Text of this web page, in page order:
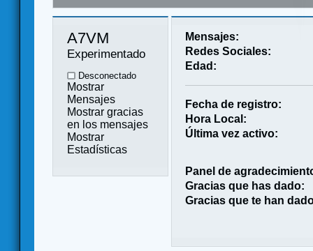
A7VM
Experimentado
Desconectado
Mostrar
Mensajes
Mostrar gracias
en los mensajes
Mostrar
Estadísticas
Mensajes:
Redes Sociales:
Edad:
Fecha de registro:
Hora Local:
Última vez activo:
Panel de
Gracias que has dado:
Gracias que te han